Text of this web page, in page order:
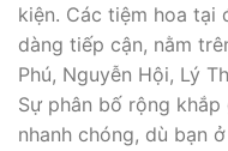
kiện. Các tiệm hoa
dàng tiếp cận, nằm
Phú, Nguyễn Hội, Lý
Sự phân bố rộng
nhanh chóng, dù bạn